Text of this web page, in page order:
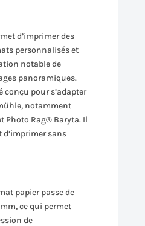
d’imprimer des
personnalisés et
notable de
panoramiques.
conçu pour s’adapter
notamment
Photo Rag® Baryta. Il
d’imprimer sans
papier passe de
ce qui permet
de